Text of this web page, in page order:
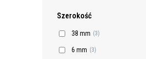
Szerokość
38 mm (3)
6 mm (3)